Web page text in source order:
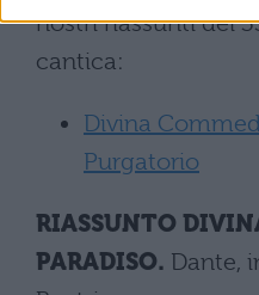
nostri riassunti dei
cantica:
Divina
Purgatorio
RIASSUNTO
PARADISO. Dante,